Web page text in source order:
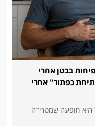
בבטן אחרי
כפתור" אחרי
היא תופעה שמטרידה